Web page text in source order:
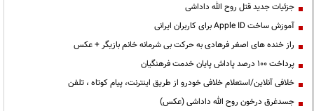
جزئیات جدید قتل روح الله داداشی
آموزش ساخت Apple ID برای کاربران ایرانی
راز خنده های اصغر فرهادی به حرکت بی شرمانه خانم بازیگر + عکس
پرداخت ۱۰۰ درصد پاداش پایان خدمت فرهنگیان
خلافی آنلاین/استعلام خلافی خودرو از طریق اینترنت، پیام کوتاه ، تلفن
جسدغرق درخون روح الله داداشی (عکس)